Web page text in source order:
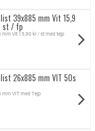
39x885 mm Vit 15,9
st / fp
Vit 15,90 kr / st med tejp
26x885 mm VIT 50s
mm VIT med Tejp